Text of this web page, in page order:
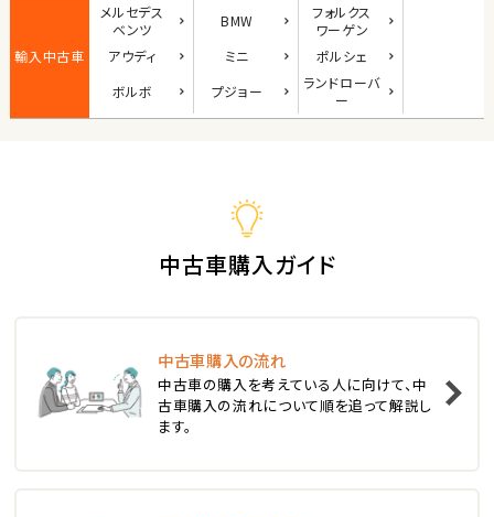
2
ロードスター
ホンダ
S660
1位
輸入中古車
メルセデス
ベンツ
BMW
フォルクス
ワーゲン
アウディ
ミニ
ポルシェ
ボルボ
プジョー ランドローバ
ー
中古車購入ガイド
中古車購入の流れ
中古車の購入を考えている人に向けて、中
古車購入の流れについて順を追って解説し
ます。